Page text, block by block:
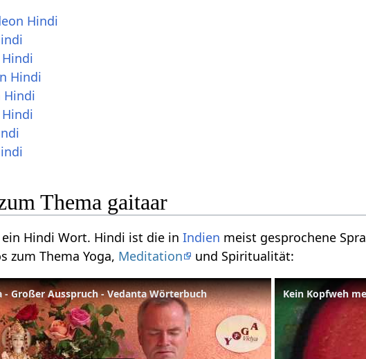
Hindi
Hindi
Hindi
Thema gaitaar
Hindi Wort. Hindi ist die inIndien meist gesprochene
zum Thema Yoga, Meditation und Spiritualität:
- Großer Ausspruch - Vedanta Wörterbuch Kein Kopfweh